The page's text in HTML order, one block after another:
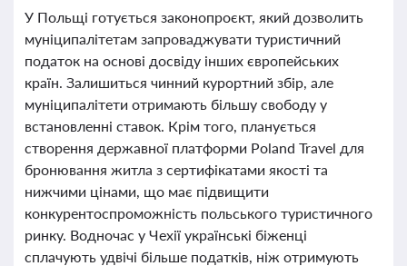
У Польщі готується законопроєкт, який дозволить
муніципалітетам запроваджувати туристичний
податок на основі досвіду інших європейських
країн. Залишиться чинний курортний збір, але
муніципалітети отримають більшу свободу у
встановленні ставок. Крім того, планується
створення державної платформи Poland Travel для
бронювання житла з сертифікатами якості та
нижчими цінами, що має підвищити
конкурентоспроможність польського туристичного
ринку. Водночас у Чехії українські біженці
сплачують удвічі більше податків, ніж отримують